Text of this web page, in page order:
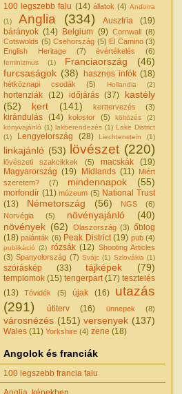
100 legszebb falu (14) állatok (4) Andorra
(1)
Anglia (334) Ausztria
(19)
bárányok (14) Belgium (9) Cornwall (8)
Cotswolds (5) Csehország (5) El Camino (3)
English Heritage
(7) évértékelés (6)
feminizmus (1) Franciaország
(46)
furcsaságok (38) hasznos infók (18)
hétköznapi csodák (5) Hollandia (2)
hortenziák (12) időjárás (37)
kastély
(52)
kert (141) kerttervezés (3)
kirándulás (14) kolostor (5) költözés
(2)
könyvajánló (1) lakberendezés (1) Lake District
(1)
Lengyelország (28) Liechtenstein (1)
linkajánló (53) lövészet (220)
lövészeti szakcikkek (5) macskák
(19)
Magyarország (19) Midlands (11)
Miért
szeretem?
(7) mindennapok (55)
morfondír (11) múzeum (5) National Trust
(13)
Németország (56) NGS
(6)
Norvégia
(5) növényajánló
(40)
növények (62) Olaszország (3) őblog
(18) palánták (6) Peak District (19) pub (4)
publikáció (2) rózsák (12) Shooting Articles
(3) Spanyolország (7) Svájc (1) Szlovákia (1)
szóráskép (33) tájképek (79)
templomok (15) tengerpart (17) tesztelés
(13)
Tóvidék (5) újak (16)
utazás
(291)
útiterv (16) ünnepek (8)
városnézés (151) versenyek (137)
Wales (11) Yorkshire (4) zene (18)
Angolok és franciák
100 legszebb francia falu